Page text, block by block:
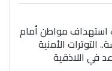
مواطن أمام
التوترات الأمنية
في اللاذقية